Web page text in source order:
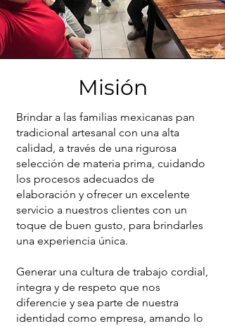
Misión
Brindar a las familias mexicanas pan
tradicional artesanal con una alta
calidad, a través de una rigurosa
selección de materia prima, cuidando
los procesos adecuados de
elaboración y ofrecer un excelente
servicio a nuestros clientes con un
toque de buen gusto, para brindarles
una experiencia única.
Generar una cultura de trabajo cordial,
íntegra y de respeto que nos
diferencie y sea parte de nuestra
identidad como empresa, amando lo